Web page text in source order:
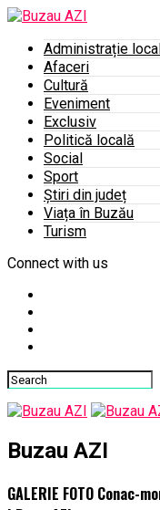
Administrație
Afaceri
Cultură
Eveniment
Exclusiv
Politică locală
Social
Sport
Știri din județ
Viața în Buzău
Turism
Connect with us
Buzau AZI
GALERIE FOTO